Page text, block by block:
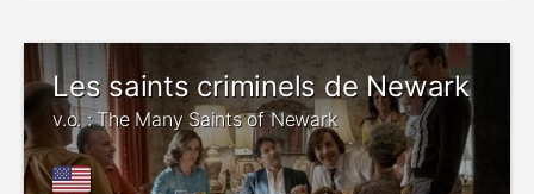
Les saints criminels de Newark
v.o. : The Many Saints of Newark